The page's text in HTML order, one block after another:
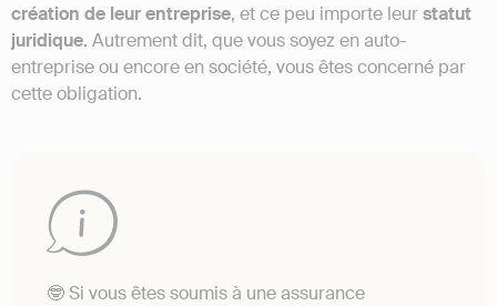
création de leur entreprise, et ce peu importe leurstatut
juridique. Autrement dit, que vous soyez en auto-
entreprise ou encore en société, vous êtes concerné par
cette obligation.
🤓 Si vous êtes soumis à une assurance